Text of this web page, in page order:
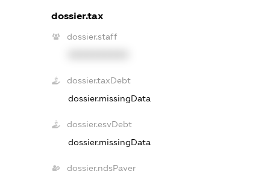
dossier.tax
dossier.staff
dossier.taxDebt
dossier.missingData
dossier.esvDebt
dossier.missingData
dossier.ndsPayer